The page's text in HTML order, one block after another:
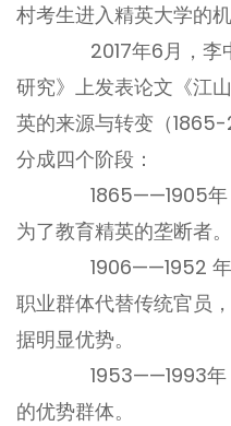
村考生进入精英大学的
2017年6月，李
研究》上发表论文《江
英的来源与转变（
分成四个阶段：
1865——1905年
为了教育精英的垄断者。
1906——1952 年
职业群体代替传统官员
据明显优势。
1953——1993年
的优势群体。